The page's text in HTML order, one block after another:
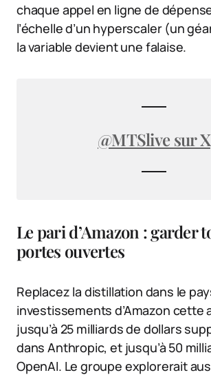
chaque appel en ligne de
l’échelle d’un hyperscaler (un
la variable devient une falaise.
@MTSlive sur X
Le pari d’Amazon : garder
portes ouvertes
Replacez la distillation dans le
investissements d’Amazon cette
jusqu’à 25 milliards de dollars
dans Anthropic, et jusqu’à 50
OpenAI. Le groupe explorerait